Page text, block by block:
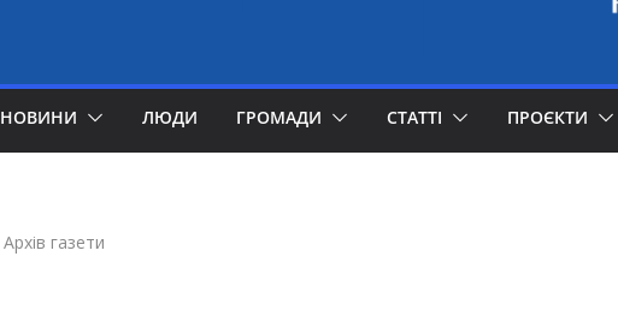
НОВИНИ ЛЮДИ ГРОМАДИ СТАТТІ ПРОЄКТИ
Архів газети